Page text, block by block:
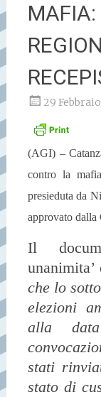
29
(AGI) –
contro la
presieduta da
approvato dalla
Il
che lo
elezioni
alla
stati
stato di